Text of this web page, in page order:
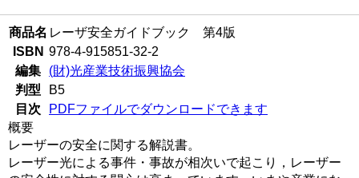
商品名 レーザ安全ガイドブック 第4版
ISBN 978-4-915851-32-2
編集
(財)光産業技術振興協会
判型
B5
目次
PDFファイルでダウンロードできます
概要
レーザーの安全に関する解説書。
レーザー光による事件・事故が相次いで起こり，レーザー